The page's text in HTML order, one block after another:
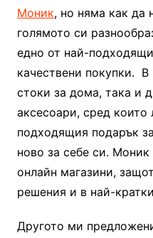
Моник, но няма как да
голямото си
едно от най-
качествени покупки.
стоки за дома, така и
аксесоари, сред
подходящия подарък
ново за себе си.
онлайн магазини,
решения и в най-
Другото ми